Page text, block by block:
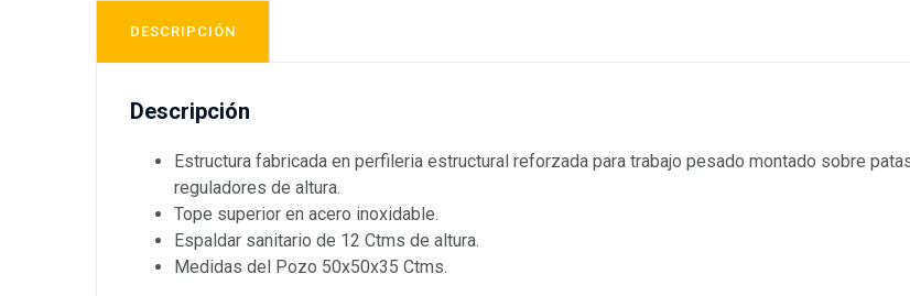
DESCRIPCIÓN
Descripción
Estructura fabricada en perfileria estructural reforzada para trabajo pesado montado sobre
reguladores de altura.
Tope superior en acero inoxidable.
Espaldar sanitario de 12 Ctms de altura.
Medidas del Pozo 50x50x35 Ctms.